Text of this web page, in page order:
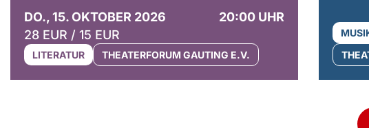
DO., 15. OKTOBER 2026
20:00 UHR
28 EUR / 15 EUR
LITERATUR THEATERFORUM GAUTING E.V.